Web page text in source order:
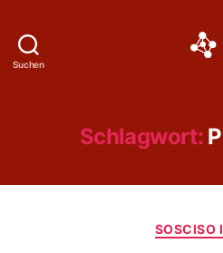
Suchen
Schlagwort:
SOSCISO